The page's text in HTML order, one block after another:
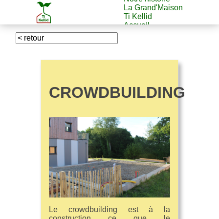
La Grand'Maison
Ti Kellid
Accueil
CROWDBUILDING
Le crowdbuilding est à la